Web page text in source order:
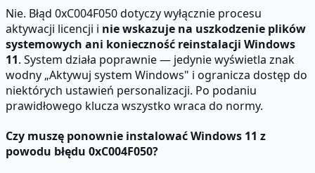
Nie. Błąd 0xC004F050 dotyczy wyłącznie procesu
aktywacji licencji i nie wskazuje na uszkodzenie plików
systemowych ani konieczność reinstalacji Windows
11. System działa poprawnie — jedynie wyświetla znak
wodny „Aktywuj system Windows" i ogranicza dostęp do
niektórych ustawień personalizacji. Po podaniu
prawidłowego klucza wszystko wraca do normy.
Czy muszę ponownie instalować Windows 11 z
powodu błędu 0xC004F050?